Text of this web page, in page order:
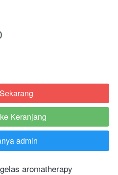
Keranjang
admin
aromatherapy